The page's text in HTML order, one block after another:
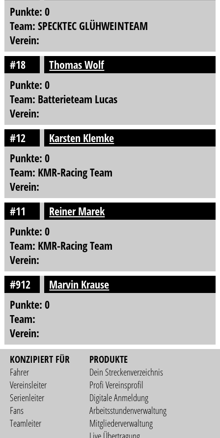
Punkte: 0
Team: SPECKTEC GLÜHWEINTEAM
Verein:
#18
Thomas Wolf
Punkte: 0
Team: Batterieteam Lucas
Verein:
#12
Karsten Klemke
Punkte: 0
Team: KMR-Racing Team
Verein:
#11
Reiner Marek
Punkte: 0
Team: KMR-Racing Team
Verein:
#912
Marvin Krause
Punkte: 0
Team:
Verein:
KONZIPIERT FÜR
Fahrer
Vereinsleiter
Serienleiter
Fans
Teamleiter
PRODUKTE
Dein Streckenverzeichnis
Profi Vereinsprofil
Digitale Anmeldung
Arbeitsstundenverwaltung
Mitgliederverwaltung